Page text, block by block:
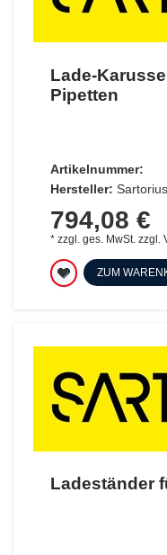
Lade-
Pipetten
Artikelnummer:
Hersteller: Sartorius
794,08 €
* zzgl. ges. MwSt.zzgl.
ZUM
Ladeständer